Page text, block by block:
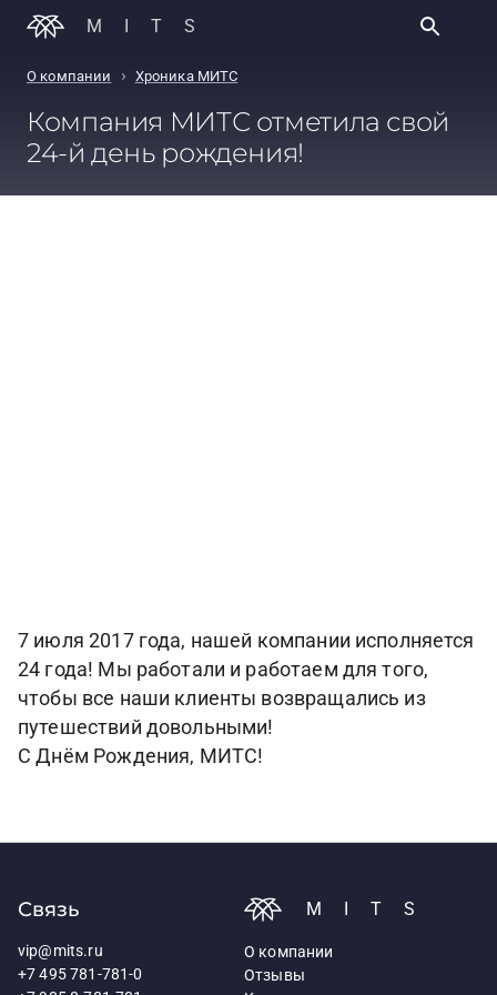
MITS
О компании › Хроника МИТС
Компания МИТС отметила свой
24-й день рождения!
7 июля 2017 года, нашей компании исполняется
24 года! Мы работали и работаем для того,
чтобы все наши клиенты возвращались из
путешествий довольными!
С Днём Рождения, МИТС!
Связь
vip@mits.ru
+7 495 781-781-0
MITS
О компании
Отзывы